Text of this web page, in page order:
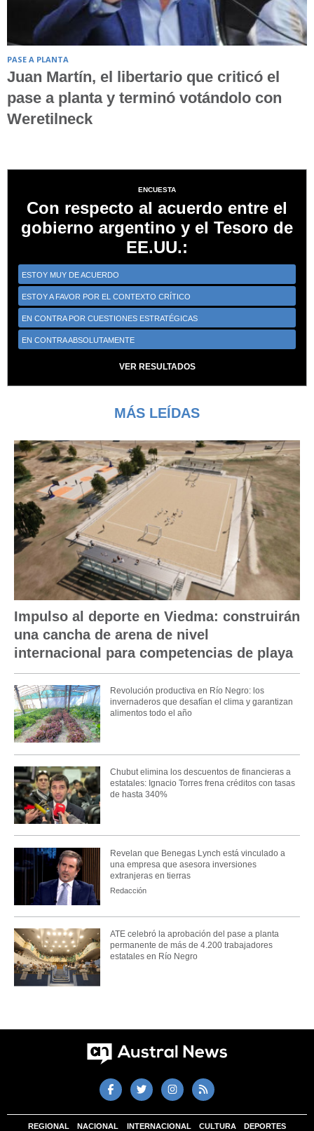
PASE A PLANTA
Juan Martín, el libertario que criticó el
pase a planta y terminó votándolo con
Weretilneck
ENCUESTA
Con respecto al acuerdo entre el
gobierno argentino y el Tesoro de
EE.UU.:
ESTOY MUY DE ACUERDO
ESTOY A FAVOR POR EL CONTEXTO CRÍTICO
EN CONTRA POR CUESTIONES ESTRATÉGICAS
EN CONTRA ABSOLUTAMENTE
VER RESULTADOS
MÁS LEÍDAS
Impulso al deporte en Viedma: construirán
una cancha de arena de nivel
internacional para competencias de playa
Revolución productiva en Río Negro: los
invernaderos que desafían el clima y garantizan
alimentos todo el año
Chubut elimina los descuentos de financieras a
estatales: Ignacio Torres frena créditos con tasas
de hasta 340%
Revelan que Benegas Lynch está vinculado a
una empresa que asesora inversiones
extranjeras en tierras
Redacción
ATE celebró la aprobación del pase a planta
permanente de más de 4.200 trabajadores
estatales en Río Negro
REGIONAL NACIONAL INTERNACIONAL CULTURA DEPORTES